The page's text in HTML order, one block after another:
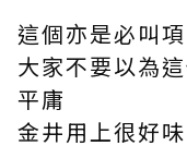
這個亦是必叫
大家不要以為
平庸
金井用上很好